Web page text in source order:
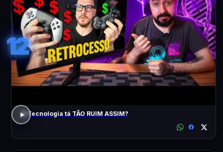
12
A Tecnologia tá TÃO RUIM ASSIM?